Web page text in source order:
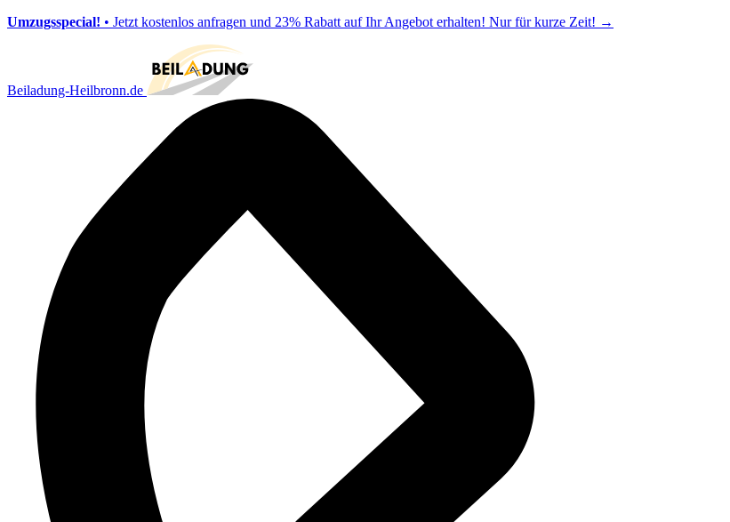
Umzugsspecial! • Jetzt kostenlos anfragen und 23% Rabatt auf Ihr Angebot erhalten! Nur für kurze Zeit! →
Beiladung-Heilbronn.de